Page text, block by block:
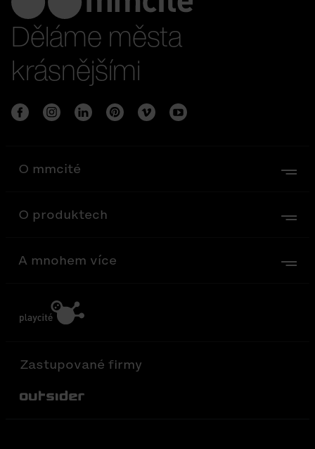
Děláme města
krásnějšími
O mmcité
O produktech
A mnohem více
Zastupované firmy
Out-Sider